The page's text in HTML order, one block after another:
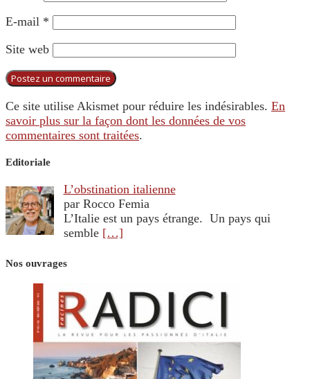
E-mail *
Site web
Ce site utilise Akismet pour réduire les indésirables. En
savoir plus sur la façon dont les données de vos
commentaires sont traitées.
Editoriale
L’obstination italienne
par Rocco Femia
L’Italie est un pays étrange. Un pays qui
semble […]
Nos ouvrages